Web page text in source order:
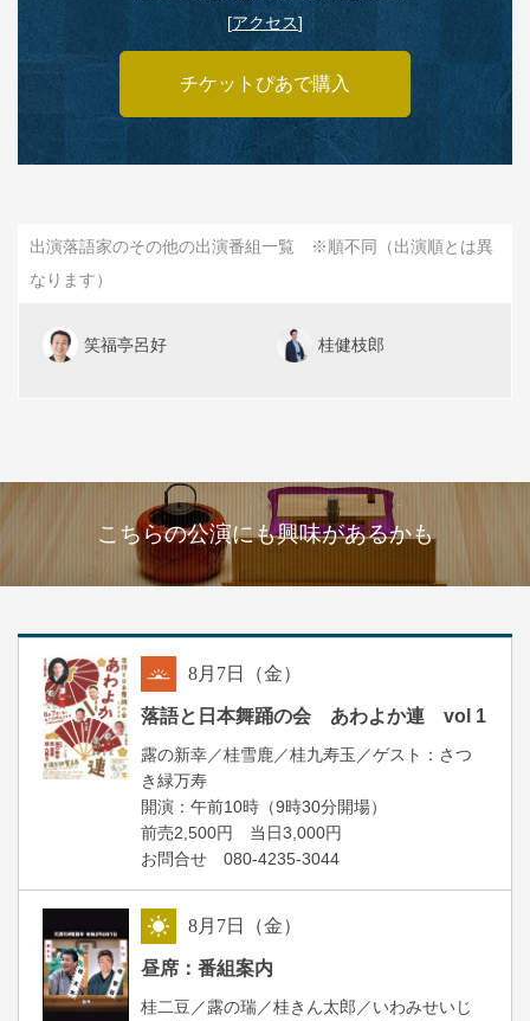
[アクセス]
チケットぴあで購入
出演落語家のその他の出演番組一覧 ※順不同（出演順とは異
なります）
笑福亭呂好 桂健枝郎
こちらの公演にも興味があるかも
8月 7日（金）
落語と日本舞踊の会 あわよか連 vol 1
露の新幸／桂雪鹿／桂九寿玉／ゲスト：さつ
き緑万寿
開演：午前10時（9時30分開場）
前売2,500円 当日3,000円
お問合せ 080-4235-3044
8月 7日（金）
昼席：番組案内
桂二豆／露の瑞／桂きん太郎／いわみせいじ